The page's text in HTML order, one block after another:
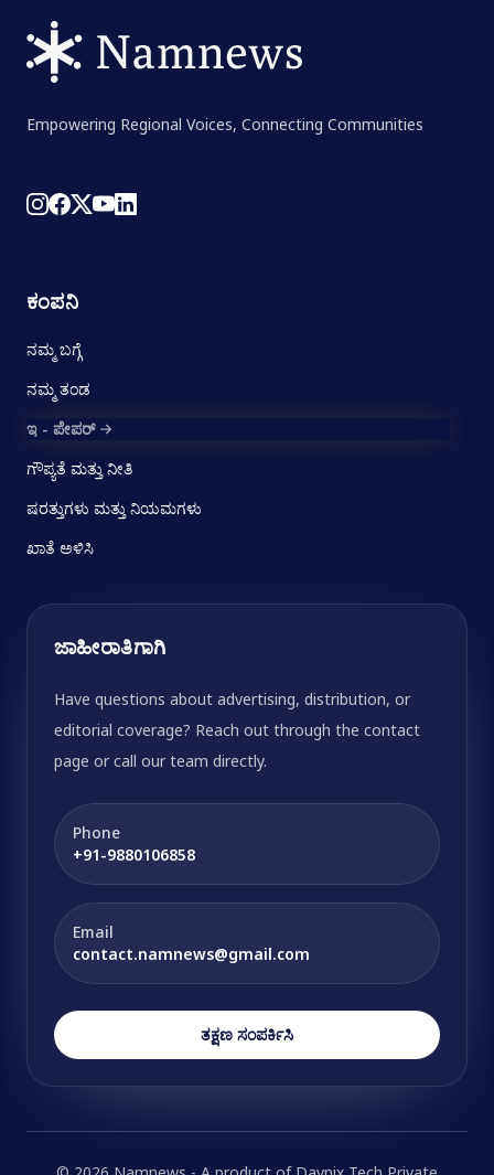
Empowering Regional Voices, Connecting Communities
ಕಂಪನಿ
ನಮ್ಮ ಬಗ್ಗೆ
ನಮ್ಮ ತಂಡ
ಇ - ಪೇಪರ್
ಗೌಪ್ಯತೆ ಮತ್ತು ನೀತಿ
ಷರತ್ತುಗಳು ಮತ್ತು ನಿಯಮಗಳು
ಖಾತೆ ಅಳಿಸಿ
ಜಾಹೀರಾತಿಗಾಗಿ
Have questions about advertising, distribution, or
editorial coverage? Reach out through the contact
page or call our team directly.
Phone
+91-9880106858
Email
contact.namnews@gmail.com
ತಕ್ಷಣ ಸಂಪರ್ಕಿಸಿ